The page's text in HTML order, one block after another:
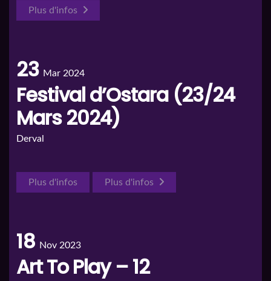
Plus d'infos
23 Mar 2024
Festival d’Ostara (23/24
Mars 2024)
Derval
Plus d'infos Plus d'infos
18 Nov 2023
Art To Play – 12